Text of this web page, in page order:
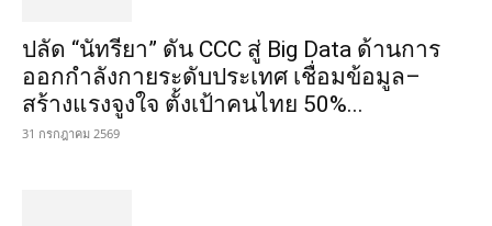
ปลัด “นัทรียา” ดัน CCC สู่ Big Data ด้านการ
ออกกำลังกายระดับประเทศ เชื่อมข้อมูล–
สร้างแรงจูงใจ ตั้งเป้าคนไทย 50%...
31 กรกฎาคม 2569